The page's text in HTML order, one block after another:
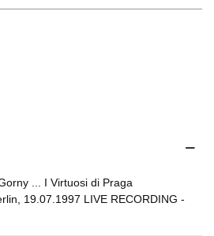
... I Virtuosi di Praga
19.07.1997 LIVE RECORDING -